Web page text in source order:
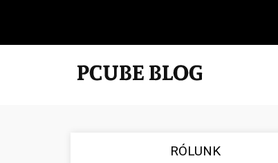
RÓLUNK